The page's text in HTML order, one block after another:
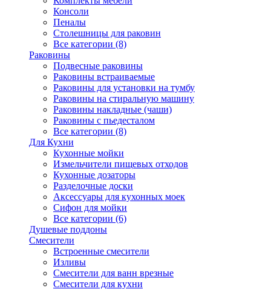
Консоли
Пеналы
Столешницы для раковин
Все категории (8)
Раковины
Подвесные раковины
Раковины встраиваемые
Раковины для установки на тумбу
Раковины на стиральную машину
Раковины накладные (чаши)
Раковины с пьедесталом
Все категории (8)
Для Кухни
Кухонные мойки
Измельчители пищевых отходов
Кухонные дозаторы
Разделочные доски
Аксессуары для кухонных моек
Сифон для мойки
Все категории (6)
Душевые поддоны
Смесители
Встроенные смесители
Изливы
Смесители для ванн врезные
Смесители для кухни